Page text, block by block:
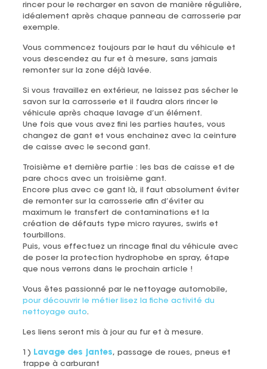
rincer pour le recharger en savon de manière régulière,
idéalement après chaque panneau de carrosserie par
exemple.
Vous commencez toujours par le haut du véhicule et
vous descendez au fur et à mesure, sans jamais
remonter sur la zone déjà lavée.
Si vous travaillez en extérieur, ne laissez pas sécher le
savon sur la carrosserie et il faudra alors rincer le
véhicule après chaque lavage d’un élément.
Une fois que vous avez fini les parties hautes, vous
changez de gant et vous enchainez avec la ceinture
de caisse avec le second gant.
Troisième et dernière partie : les bas de caisse et de
pare chocs avec un troisième gant.
Encore plus avec ce gant là, il faut absolument éviter
de remonter sur la carrosserie afin d’éviter au
maximum le transfert de contaminations et la
création de défauts type micro rayures, swirls et
tourbillons.
Puis, vous effectuez un rincage final du véhicule avec
de poser la protection hydrophobe en spray, étape
que nous verrons dans le prochain article !
Vous êtes passionné par le nettoyage automobile,
pour découvrir le métier lisez la fiche activité du
nettoyage auto.
Les liens seront mis à jour au fur et à mesure.
1) Lavage des jantes, passage de roues, pneus et
trappe à carburant